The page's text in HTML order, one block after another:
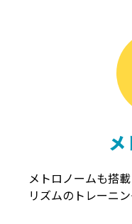
メ
メトロノームも搭
リズムのトレーニ